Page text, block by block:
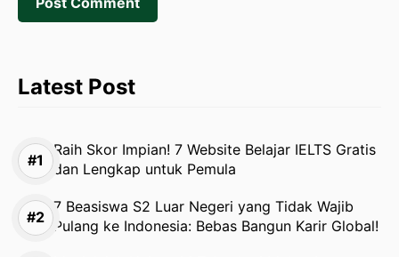
Latest Post
Raih Skor Impian! 7 Website Belajar IELTS Gratis
dan Lengkap untuk Pemula
7 Beasiswa S2 Luar Negeri yang Tidak Wajib
Pulang ke Indonesia: Bebas Bangun Karir Global!